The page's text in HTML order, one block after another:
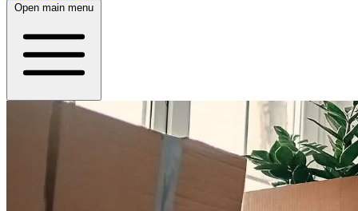
Open main menu